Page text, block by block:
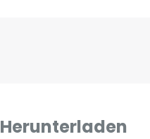
Herunterladen